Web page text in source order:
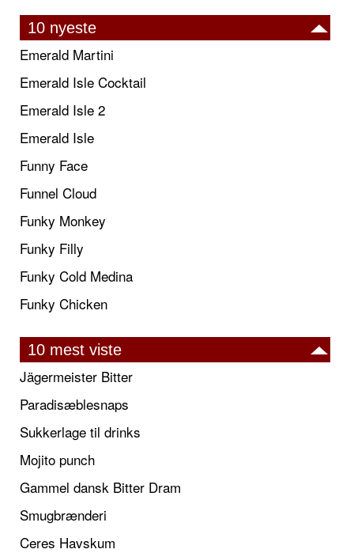
10 nyeste
Emerald Martini
Emerald Isle Cocktail
Emerald Isle 2
Emerald Isle
Funny Face
Funnel Cloud
Funky Monkey
Funky Filly
Funky Cold Medina
Funky Chicken
10 mest viste
Jägermeister Bitter
Paradisæblesnaps
Sukkerlage til drinks
Mojito punch
Gammel dansk Bitter Dram
Smugbrænderi
Ceres Havskum